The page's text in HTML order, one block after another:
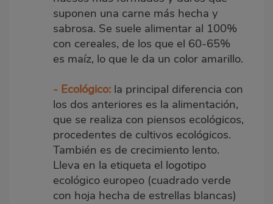
suponen una carne más hecha y
sabrosa. Se suele alimentar al 100%
con cereales, de los que el 60-65%
es maíz, lo que le da un color amarillo.
- Ecológico: la principal diferencia con
los dos anteriores es la alimentación,
que se realiza con piensos ecológicos,
procedentes de cultivos ecológicos.
También es de crecimiento lento.
Lleva en la etiqueta el logotipo
ecológico europeo (cuadrado verde
con hoja hecha de estrellas blancas)